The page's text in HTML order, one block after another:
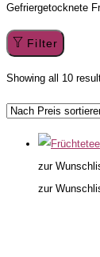
Gefriergetocknete
Filter
Showing all 10
zur
zur